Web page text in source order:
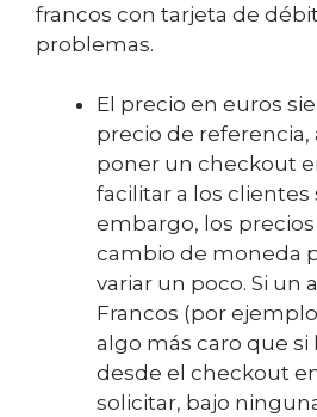
francos con tarjeta de
problemas.
El precio en euros
precio de referencia,
poner un checkout
facilitar a los clientes
embargo, los precios
cambio de moneda
variar un poco. Si un
Francos (por
algo más caro que
desde el checkout
solicitar, bajo